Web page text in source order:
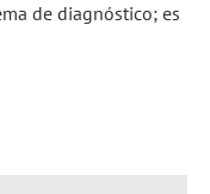
de diagnóstico; es